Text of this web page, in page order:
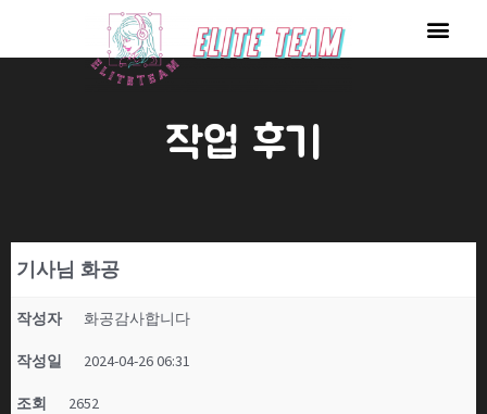
작업 후기
기사님 화공
작성자 화공감사합니다
작성일 2024-04-26 06:31
조회 2652